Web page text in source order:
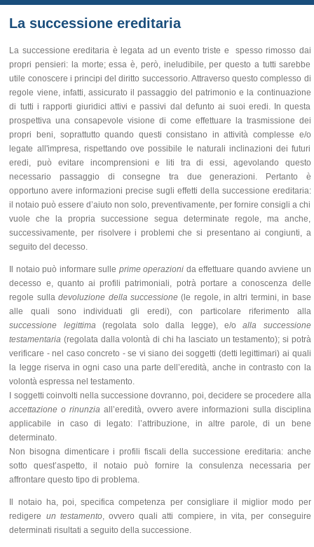
La successione ereditaria
La successione ereditaria è legata ad un evento triste e spesso rimosso dai
propri pensieri: la morte; essa è, però, ineludibile, per questo a tutti sarebbe
utile conoscere i principi del diritto successorio. Attraverso questo complesso di
regole viene, infatti, assicurato il passaggio del patrimonio e la continuazione
di tutti i rapporti giuridici attivi e passivi dal defunto ai suoi eredi. In questa
prospettiva una consapevole visione di come effettuare la trasmissione dei
propri beni, soprattutto quando questi consistano in attività complesse e/o
legate all'impresa, rispettando ove possibile le naturali inclinazioni dei futuri
eredi, può evitare incomprensioni e liti tra di essi, agevolando questo
necessario passaggio di consegne tra due generazioni. Pertanto è
opportuno avere informazioni precise sugli effetti della successione ereditaria:
il notaio può essere d’aiuto non solo, preventivamente, per fornire consigli a chi
vuole che la propria successione segua determinate regole, ma anche,
successivamente, per risolvere i problemi che si presentano ai congiunti, a
seguito del decesso.
Il notaio può informare sulle prime operazioni da effettuare quando avviene un
decesso e, quanto ai profili patrimoniali, potrà portare a conoscenza delle
regole sulladevoluzione della successione(le regole, in altri termini, in base
alle quali sono individuati gli eredi), con particolare riferimento alla
successione legittima (regolata solo dalla legge), e/oalla successione
testamentaria (regolata dalla volontà di chi ha lasciato un testamento); si potrà
verificare - nel caso concreto - se vi siano dei soggetti (detti legittimari) ai quali
la legge riserva in ogni caso una parte dell’eredità, anche in contrasto con la
volontà espressa nel testamento.
I soggetti coinvolti nella successione dovranno, poi, decidere se procedere alla
accettazione o rinunzia all’eredità, ovvero avere informazioni sulla disciplina
applicabile in caso di legato: l’attribuzione, in altre parole, di un bene
determinato.
Non bisogna dimenticare i profili fiscali della successione ereditaria: anche
sotto quest’aspetto, il notaio può fornire la consulenza necessaria per
affrontare questo tipo di problema.
Il notaio ha, poi, specifica competenza per consigliare il miglior modo per
redigere un testamento, ovvero quali atti compiere, in vita, per conseguire
determinati risultati a seguito della successione.